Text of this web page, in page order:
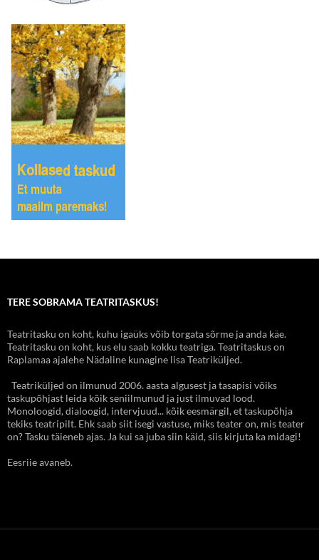
TERE SOBRAMA TEATRITASKUS!
Teatritasku on koht, kuhu igaüks võib torgata sõrme ja anda käe.
Teatritasku on koht, kus elu saab kokku teatriga. Teatritaskus on
Raplamaa ajalehe Nädaline kunagine lisa Teatriküljed.
Teatriküljed on ilmunud 2006. aasta algusest ja tasapisi võiks
taskupõhjast leida kõik seniilmunud ja just ilmuvad lood.
Monoloogid, dialoogid, intervjuud... kõik eesmärgil, et taskupõhja
tekiks teatripilt. Ehk saab siit isegi vastuse, miks teater on, mis teater
on? Tasku täieneb ajas. Ja kui sa juba siin käid, siis kirjuta ka midagi!
Eesriie avaneb.